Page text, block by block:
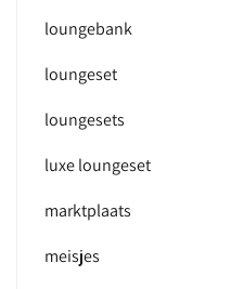
loungebank
loungeset
loungesets
luxe loungeset
marktplaats
meisjes